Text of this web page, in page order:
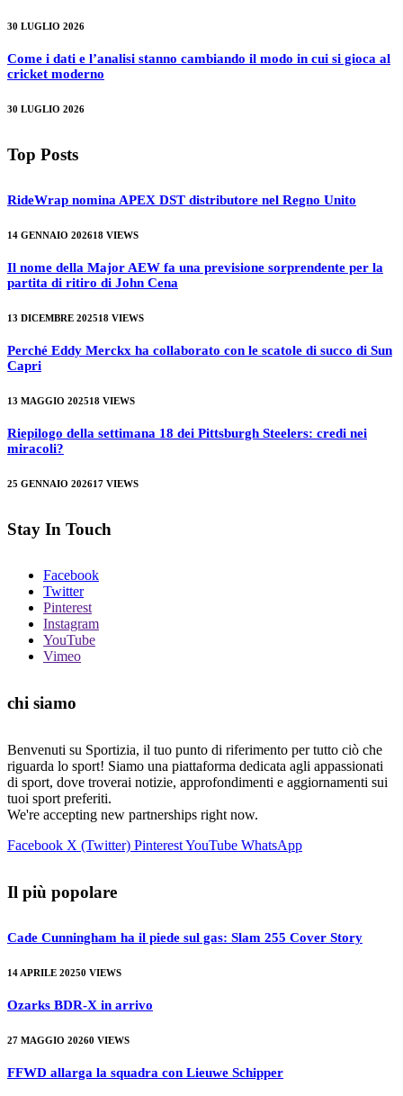
30 LUGLIO 2026
Come i dati e l’analisi stanno cambiando il modo in cui si gioca al
cricket moderno
30 LUGLIO 2026
Top Posts
RideWrap nomina APEX DST distributore nel Regno Unito
14 GENNAIO 202618 VIEWS
Il nome della Major AEW fa una previsione sorprendente per la
partita di ritiro di John Cena
13 DICEMBRE 202518 VIEWS
Perché Eddy Merckx ha collaborato con le scatole di succo di Sun
Capri
13 MAGGIO 202518 VIEWS
Riepilogo della settimana 18 dei Pittsburgh Steelers: credi nei
miracoli?
25 GENNAIO 202617 VIEWS
Stay In Touch
Facebook
Twitter
Pinterest
Instagram
YouTube
Vimeo
chi siamo
Benvenuti su Sportizia, il tuo punto di riferimento per tutto ciò che
riguarda lo sport! Siamo una piattaforma dedicata agli appassionati
di sport, dove troverai notizie, approfondimenti e aggiornamenti sui
tuoi sport preferiti.
We're accepting new partnerships right now.
Facebook X (Twitter) PinterestYouTube WhatsApp
Il più popolare
Cade Cunningham ha il piede sul gas: Slam 255 Cover Story
14 APRILE 20250 VIEWS
Ozarks BDR-X in arrivo
27 MAGGIO 20260 VIEWS
FFWD allarga la squadra con Lieuwe Schipper